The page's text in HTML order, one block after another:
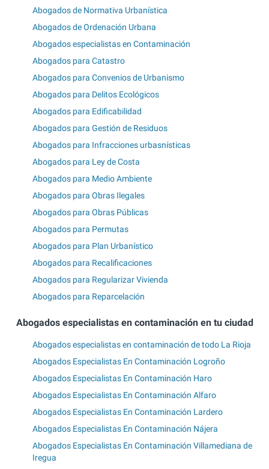
Abogados de Normativa Urbanística
Abogados de Ordenación Urbana
Abogados especialistas en Contaminación
Abogados para Catastro
Abogados para Convenios de Urbanismo
Abogados para Delitos Ecológicos
Abogados para Edificabilidad
Abogados para Gestión de Residuos
Abogados para Infracciones urbasnísticas
Abogados para Ley de Costa
Abogados para Medio Ambiente
Abogados para Obras Ilegales
Abogados para Obras Públicas
Abogados para Permutas
Abogados para Plan Urbanístico
Abogados para Recalificaciones
Abogados para Regularizar Vivienda
Abogados para Reparcelación
Abogados especialistas en contaminación en tu ciudad
Abogados especialistas en contaminación de todo La Rioja
Abogados Especialistas En Contaminación Logroño
Abogados Especialistas En Contaminación Haro
Abogados Especialistas En Contaminación Alfaro
Abogados Especialistas En Contaminación Lardero
Abogados Especialistas En Contaminación Nájera
Abogados Especialistas En Contaminación Villamediana de
Iregua